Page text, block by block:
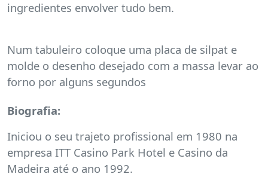
ingredientes envolver tudo bem.
Num tabuleiro coloque uma placa de silpat e
molde o desenho desejado com a massa levar ao
forno por alguns segundos
Biografia:
Iniciou o seu trajeto profissional em 1980 na
empresa ITT Casino Park Hotel e Casino da
Madeira até o ano 1992.